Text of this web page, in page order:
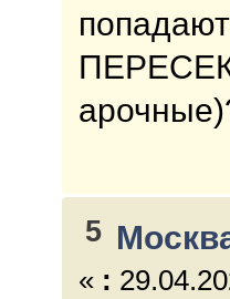
5
« :